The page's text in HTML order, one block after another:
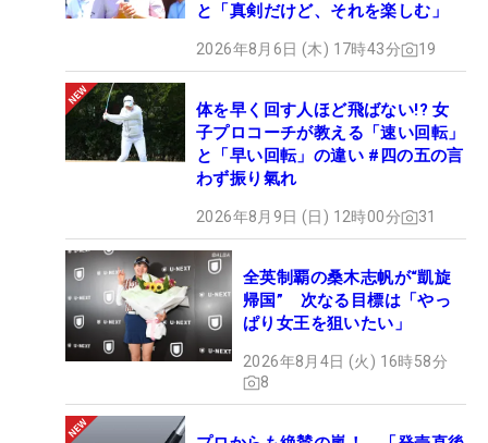
と「真剣だけど、それを楽しむ」
2026年8月6日 (木) 17時43分 19
体を早く回す人ほど飛ばない!? 女
子プロコーチが教える「速い回転」
と「早い回転」の違い #四の五の言
わず振り氣れ
2026年8月9日 (日) 12時00分 31
全英制覇の桑木志帆が“凱旋
帰国” 次なる目標は「やっ
ぱり女王を狙いたい」
2026年8月4日 (火) 16時58分
8